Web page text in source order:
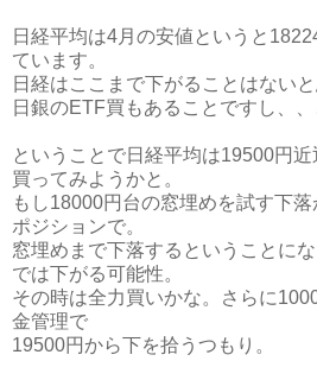
日経平均は4月の安値というと
ています。
日経はここまで下がることはないと
日銀のETF買もあることですし、、
ということで日経平均は19500円
買ってみようかと。
もし18000円台の窓埋めを試す下
ポジションで。
窓埋めまで下落するということに
では下がる可能性。
その時は全力買いかな。さらに
金管理で
19500円から下を拾うつもり。